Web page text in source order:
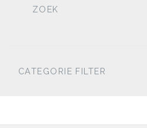
ZOEK
CATEGORIE FILTER